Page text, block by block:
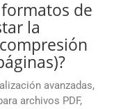
de
la
avanzadas,
archivos PDF,